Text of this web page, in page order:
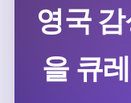
영국
을 큐